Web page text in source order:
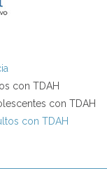
con TDAH
con TDAH
con TDAH